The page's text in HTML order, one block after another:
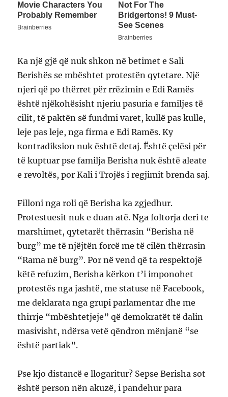
Ka një gjë që nuk shkon në betimet e Sali
Berishës se mbështet protestën qytetare. Një
njeri që po thërret për rrëzimin e Edi Ramës
është njëkohësisht njeriu pasuria e familjes të
cilit, të paktën së fundmi varet, kullë pas kulle,
leje pas leje, nga firma e Edi Ramës. Ky
kontradiksion nuk është detaj. Është çelësi për
të kuptuar pse familja Berisha nuk është aleate
e revoltës, por Kali i Trojës i regjimit brenda saj.
Filloni nga roli që Berisha ka zgjedhur.
Protestuesit nuk e duan atë. Nga foltorja deri te
marshimet, qytetarët thërrasin “Berisha në
burg” me të njëjtën forcë me të cilën thërrasin
“Rama në burg”. Por në vend që ta respektojë
këtë refuzim, Berisha kërkon t’i imponohet
protestës nga jashtë, me statuse në Facebook,
me deklarata nga grupi parlamentar dhe me
thirrje “mbështetjeje” që demokratët të dalin
masivisht, ndërsa vetë qëndron mënjanë “se
është partiak”.
Pse kjo distancë e llogaritur? Sepse Berisha sot
është person nën akuzë, i pandehur para